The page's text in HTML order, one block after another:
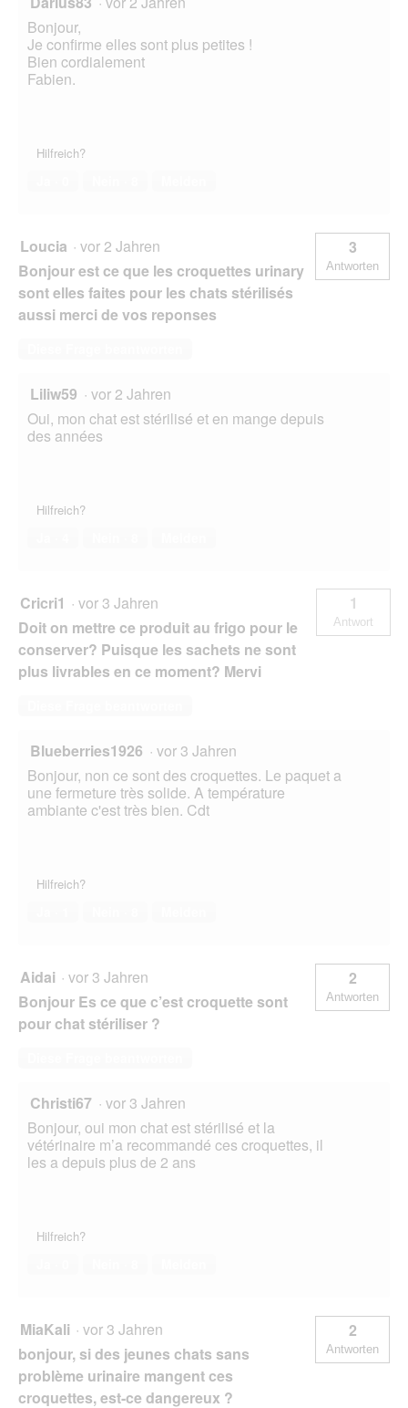
Bonjour,
Je confirme elles sont plus petites !
Bien cordialement
Fabien.
Hilfreich?
Loucia · vor 2 Jahren
Bonjour est ce que les croquettes urinary
sont elles faites pour les chats stérilisés
aussi merci de vos reponses
3
Antworten
Liliw59 · vor 2 Jahren
Oui, mon chat est stérilisé et en mange depuis
des années
Hilfreich?
Cricri1 · vor 3 Jahren
Doit on mettre ce produit au frigo pour le
conserver? Puisque les sachets ne sont
plus livrables en ce moment? Mervi
1
Antwort
Blueberries1926 · vor 3 Jahren
Bonjour, non ce sont des croquettes. Le paquet a
une fermeture très solide. A température
ambiante c'est très bien. Cdt
Hilfreich?
Aidai · vor 3 Jahren
Bonjour Es ce que c’est croquette sont
pour chat stériliser ?
2
Antworten
Christi67 · vor 3 Jahren
Bonjour, oui mon chat est stérilisé et la
vétérinaire m’a recommandé ces croquettes, il
les a depuis plus de 2 ans
Hilfreich?
MiaKali · vor 3 Jahren
bonjour, si des jeunes chats sans
problème urinaire mangent ces
croquettes, est-ce dangereux ?
2
Antworten